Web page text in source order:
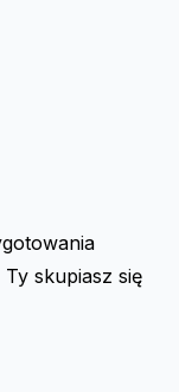
skupiasz się